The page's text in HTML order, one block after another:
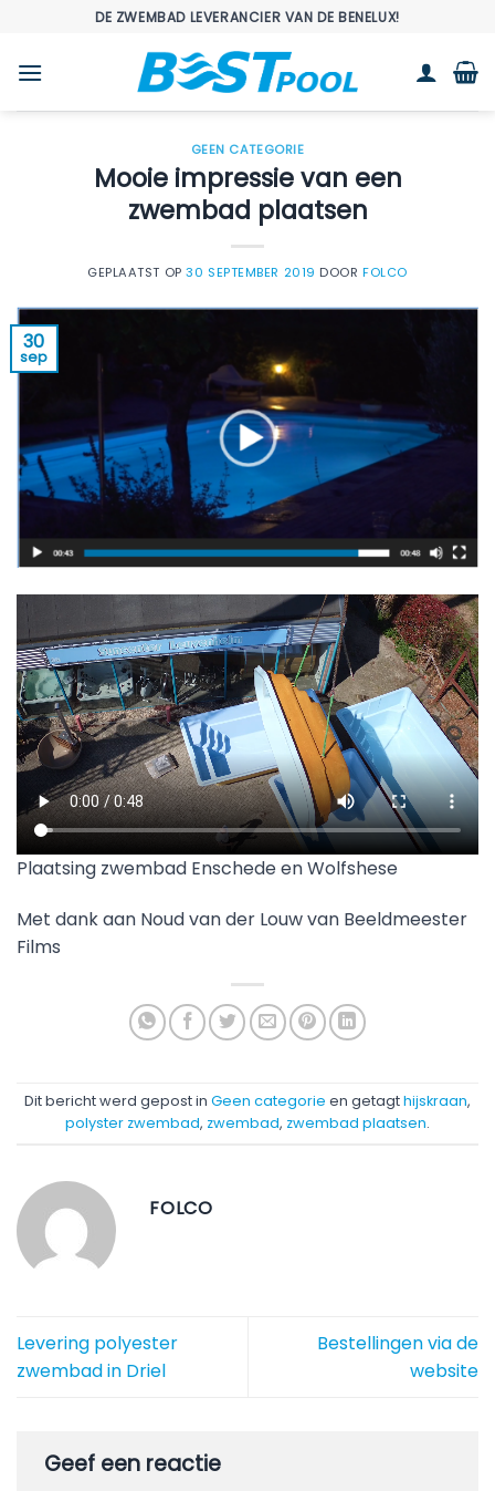
inhoud
DE ZWEMBAD LEVERANCIER VAN DE BENELUX!
GEEN CATEGORIE
Mooie impressie van een
zwembad plaatsen
GEPLAATST OP30 SEPTEMBER 2019 DOORFOLCO
30
sep
Plaatsing zwembad Enschede en Wolfshese
Met dank aan Noud van der Louw van Beeldmeester
Films
Dit bericht werd gepost in Geen categorie en getagthijskraan,
polyster zwembad, zwembad, zwembad plaatsen.
FOLCO
Levering polyester
zwembad in Driel
Bestellingen via de
website
Geef een reactie